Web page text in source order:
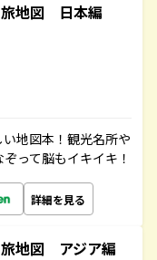
地図 日本編
地図本！観光名所や
って脳もイキイキ！
詳細を見る
地図 アジア編